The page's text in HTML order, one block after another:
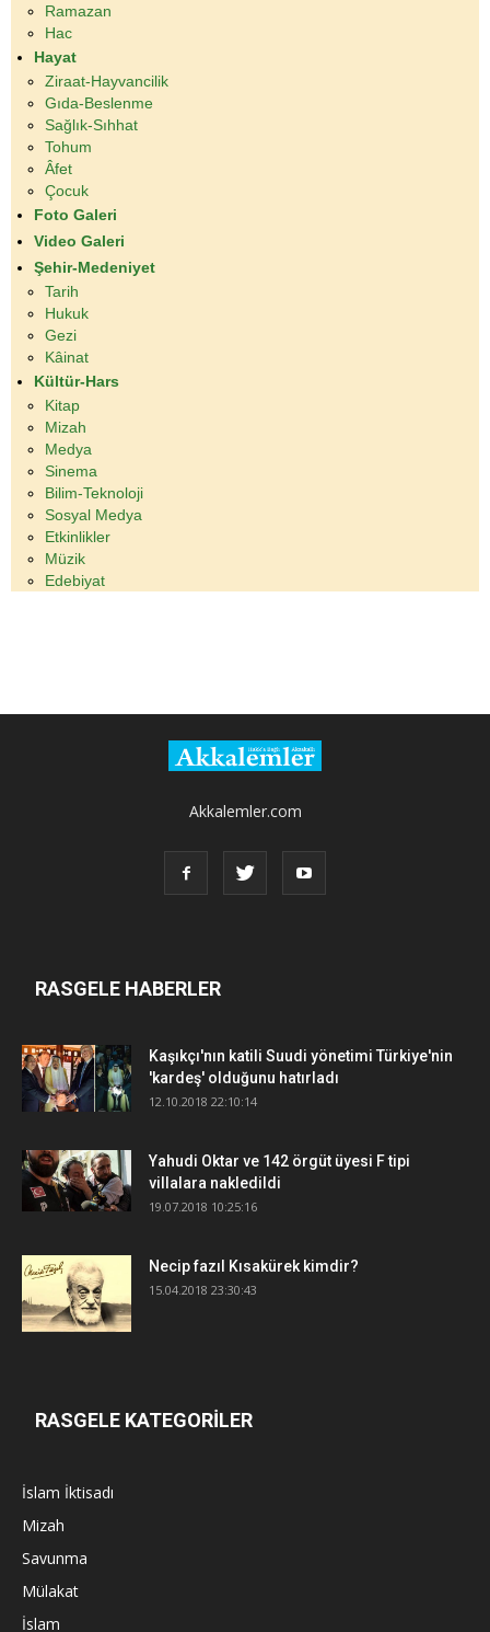
Ramazan
Hac
Hayat
Ziraat-Hayvancilik
Gıda-Beslenme
Sağlık-Sıhhat
Tohum
Âfet
Çocuk
Foto Galeri
Video Galeri
Şehir-Medeniyet
Tarih
Hukuk
Gezi
Kâinat
Kültür-Hars
Kitap
Mizah
Medya
Sinema
Bilim-Teknoloji
Sosyal Medya
Etkinlikler
Müzik
Edebiyat
Akkalemler.com
RASGELE HABERLER
Kaşıkçı'nın katili Suudi yönetimi Türkiye'nin
'kardeş' olduğunu hatırladı
12.10.2018 22:10:14
Yahudi Oktar ve 142 örgüt üyesi F tipi
villalara nakledildi
19.07.2018 10:25:16
Necip fazıl Kısakürek kimdir?
15.04.2018 23:30:43
RASGELE KATEGORİLER
İslam İktisadı
Mizah
Savunma
Mülakat
İslam